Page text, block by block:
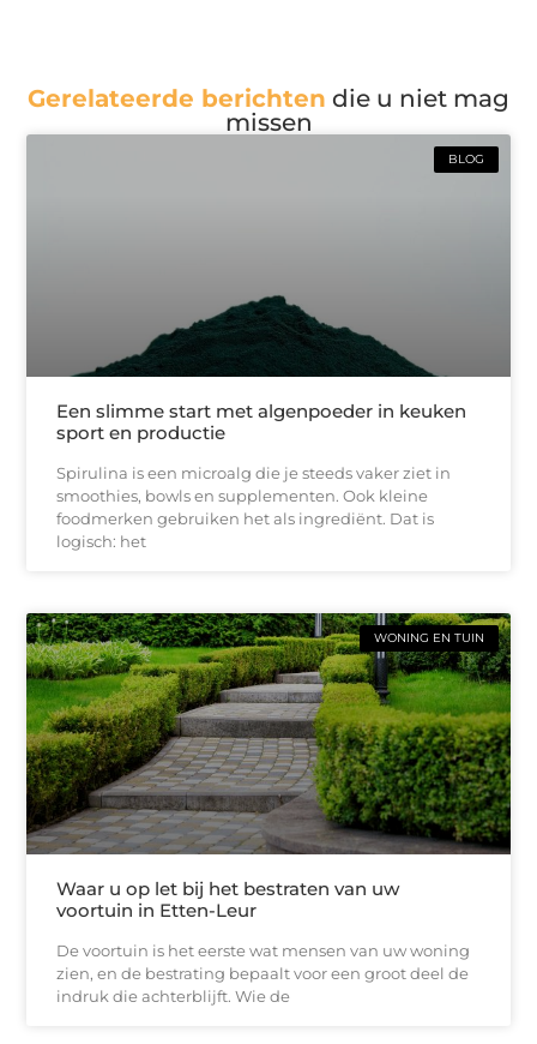
Gerelateerde berichten die u niet mag
missen
BLOG
Een slimme start met algenpoeder in keuken
sport en productie
Spirulina is een microalg die je steeds vaker ziet in
smoothies, bowls en supplementen. Ook kleine
foodmerken gebruiken het als ingrediënt. Dat is
logisch: het
WONING EN TUIN
Waar u op let bij het bestraten van uw
voortuin in Etten-Leur
De voortuin is het eerste wat mensen van uw woning
zien, en de bestrating bepaalt voor een groot deel de
indruk die achterblijft. Wie de